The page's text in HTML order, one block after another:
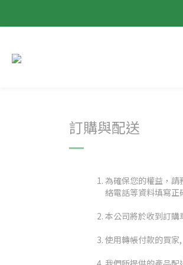
訂購與配送
為確保您的權益，
絡電話等資料填寫正
本公司將於收到訂購
使用轉帳付款的買家